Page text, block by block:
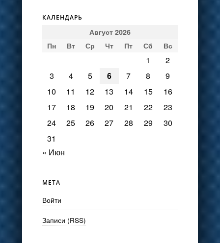
КАЛЕНДАРЬ
Август 2026
Пн
Вт Ср Чт Пт Сб Вс
1
2
3
4 5 6 7 8
9
10
11 12 13 14 15
16
17
18 19 20 21 22
23
24
25 26 27 28 29
30
31
« Июн
МЕТА
Войти
Записи (RSS)